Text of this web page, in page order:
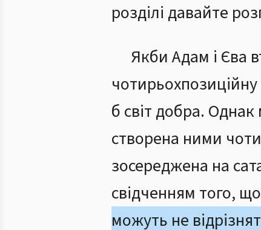
розділі давайте
Якби Адам і Єва
б світ добра.
створена ними
зосереджена на
свідченням того, що
можуть не